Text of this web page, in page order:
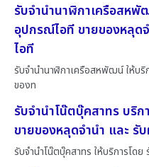
รับจำนำนาฬิกาเครือสหพั
อุปกรณ์ไอที ขายของหลุด
ไอที
รับจำนำนาฬิกาเครือสหพัฒน์ ให้บริ
ของท
รับจำนำโน๊ตบุ๊คสาทร บริ
ขายของหลุดจำนำ และ รั
รับจำนำโน๊ตบุ๊คสาทร ให้บริการโด